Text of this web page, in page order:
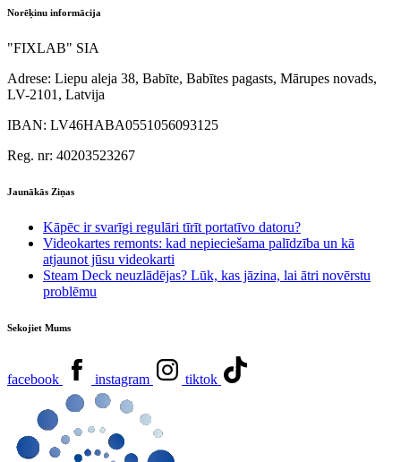
Norēķinu informācija
"FIXLAB" SIA
Adrese: Liepu aleja 38, Babīte, Babītes pagasts, Mārupes novads,
LV-2101, Latvija
IBAN: LV46HABA0551056093125
Reg. nr: 40203523267
Jaunākās Ziņas
Kāpēc ir svarīgi regulāri tīrīt portatīvo datoru?
Videokartes remonts: kad nepieciešama palīdzība un kā
atjaunot jūsu videokarti
Steam Deck neuzlādējas? Lūk, kas jāzina, lai ātri novērstu
problēmu
Sekojiet Mums
facebook instagram tiktok